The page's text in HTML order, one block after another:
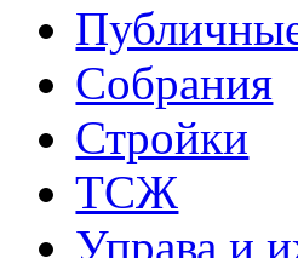
Собрания
Стройки
ТСЖ
Управа и